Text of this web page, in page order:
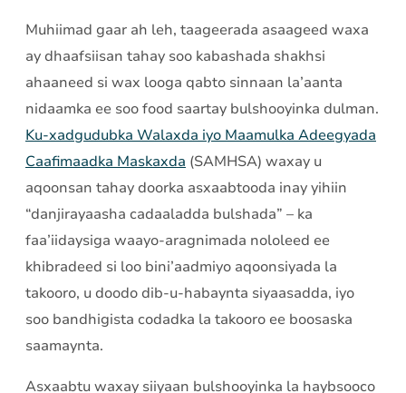
Muhiimad gaar ah leh, taageerada asaageed waxa
ay dhaafsiisan tahay soo kabashada shakhsi
ahaaneed si wax looga qabto sinnaan la’aanta
nidaamka ee soo food saartay bulshooyinka dulman.
Ku-xadgudubka Walaxda iyo Maamulka Adeegyada
Caafimaadka Maskaxda (SAMHSA) waxay u
aqoonsan tahay doorka asxaabtooda inay yihiin
“danjirayaasha cadaaladda bulshada” – ka
faa’iidaysiga waayo-aragnimada nololeed ee
khibradeed si loo bini’aadmiyo aqoonsiyada la
takooro, u doodo dib-u-habaynta siyaasadda, iyo
soo bandhigista codadka la takooro ee boosaska
saamaynta.
Asxaabtu waxay siiyaan bulshooyinka la haybsooco